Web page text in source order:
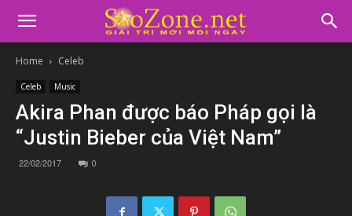
Home Celeb
Celeb Music
Akira Phan được báo Pháp gọi là
“Justin Bieber của Việt Nam”
22/02/2017 0